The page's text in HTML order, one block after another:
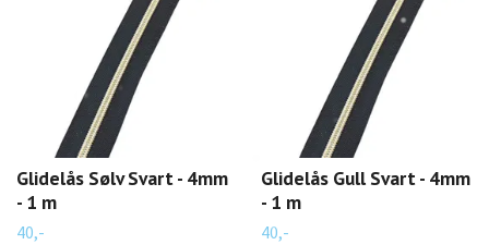
Glidelås Sølv Svart - 4mm
- 1 m
40,-
Glidelås Gull Svart - 4mm
- 1 m
40,-